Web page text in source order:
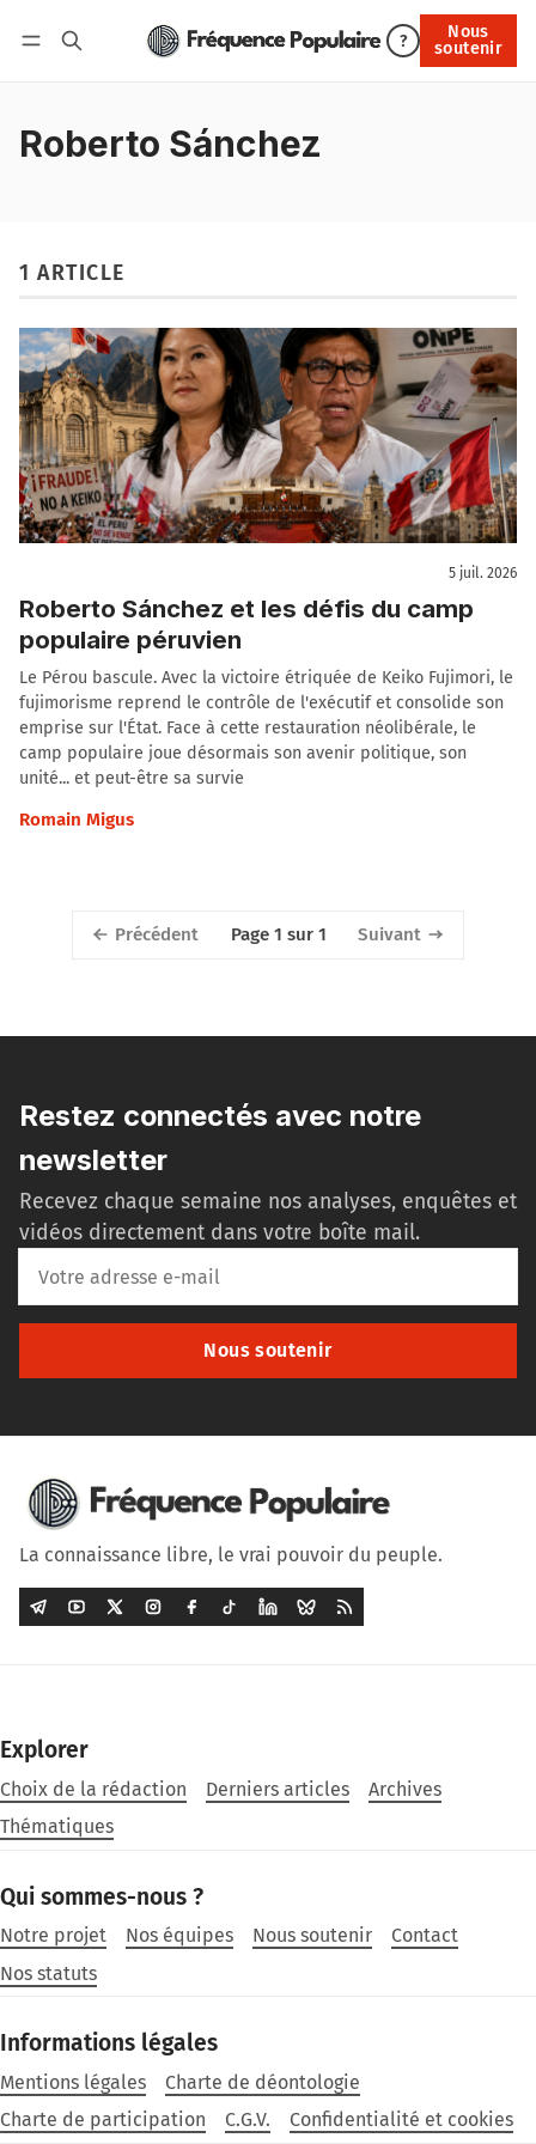
?
Nous
soutenir
Nous soutenir
Roberto Sánchez
1 ARTICLE
5 juil. 2026
Roberto Sánchez et les défis du camp
populaire péruvien
Le Pérou bascule. Avec la victoire étriquée de Keiko Fujimori, le
fujimorisme reprend le contrôle de l'exécutif et consolide son
emprise sur l'État. Face à cette restauration néolibérale, le
camp populaire joue désormais son avenir politique, son
unité... et peut-être sa survie
Romain Migus
Précédent Page 1 sur 1 Suivant
Restez connectés avec notre
newsletter
Recevez chaque semaine nos analyses, enquêtes et
vidéos directement dans votre boîte mail.
Nous soutenir
La connaissance libre, le vrai pouvoir du peuple.
Explorer
Choix de la rédaction Derniers articles
Archives
Thématiques
Qui sommes-nous ?
Notre projet Nos équipes Nous soutenir
Contact
Nos statuts
Informations légales
Mentions légales
Charte de déontologie
Charte de participation
C.G.V. Confidentialité et cookies